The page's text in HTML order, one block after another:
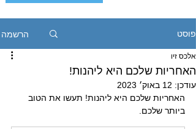
פוסט הרשמה
האחריות שלכם היא ליהנות!
אלכס זיו
עודכן: 12 באוק׳ 2023
האחריות שלכם היא ליהנות! תעשו את הטוב
ביותר שלכם.